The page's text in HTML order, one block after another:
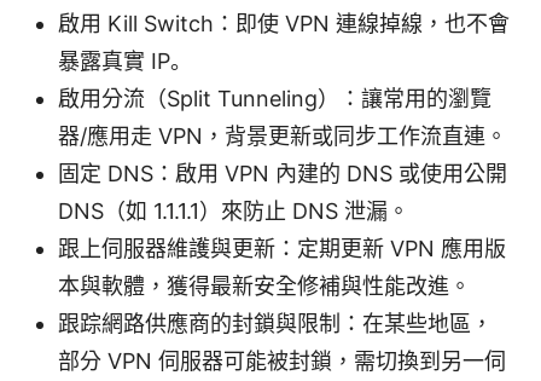
啟用 Kill Switch：即使 VPN 連線掉線，也不會
暴露真實 IP。
啟用分流（Split Tunneling）：讓常用的瀏覽
器/應用走 VPN，背景更新或同步工作流直連。
固定 DNS：啟用 VPN 內建的 DNS 或使用公開
DNS（如 1.1.1.1）來防止 DNS 泄漏。
跟上伺服器維護與更新：定期更新 VPN 應用版
本與軟體，獲得最新安全修補與性能改進。
跟踪網路供應商的封鎖與限制：在某些地區，
部分 VPN 伺服器可能被封鎖，需切換到另一伺